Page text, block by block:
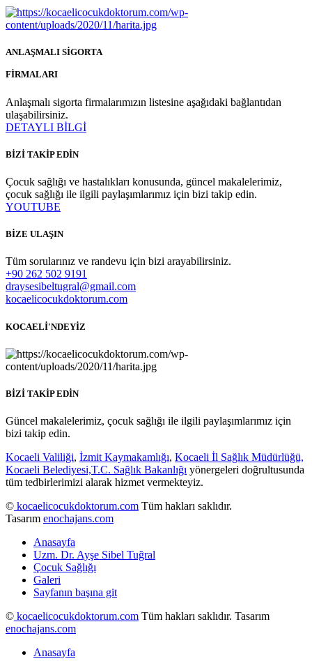
ANLAŞMALI SİGORTA
FİRMALARI
Anlaşmalı sigorta firmalarımızın listesine aşağıdaki bağlantıdan
ulaşabilirsiniz.
DETAYLI BİLGİ
BİZİ TAKİP EDİN
Çocuk sağlığı ve hastalıkları konusunda, güncel makalelerimiz,
çocuk sağlığı ile ilgili paylaşımlarımız için bizi takip edin.
YOUTUBE
BİZE ULAŞIN
Tüm sorularınız ve randevu için bizi arayabilirsiniz.
+90 262 502 9191
draysesibeltugral@gmail.com
kocaelicocukdoktorum.com
KOCAELİ'NDEYİZ
BİZİ TAKİP EDİN
Güncel makalelerimiz, çocuk sağlığı ile ilgili paylaşımlarımız için
bizi takip edin.
Kocaeli Valiliği, İzmit Kaymakamlığı, Kocaeli İl Sağlık Müdürlüğü,
Kocaeli Belediyesi,T.C. Sağlık Bakanlığı yönergeleri doğrultusunda
tüm tedbirlerimizi alarak hizmet vermekteyiz.
© kocaelicocukdoktorum.com Tüm hakları saklıdır.
Tasarım enochajans.com
Anasayfa
Uzm. Dr. Ayşe Sibel Tuğral
Çocuk Sağlığı
Galeri
Sayfanın başına git
© kocaelicocukdoktorum.com Tüm hakları saklıdır. Tasarım
enochajans.com
Anasayfa